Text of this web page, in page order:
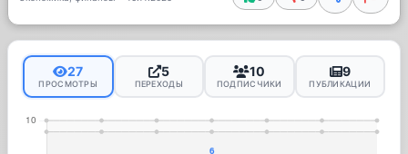
27
ПРОСМОТРЫ
5
ПЕРЕХОДЫ
10
ПОДПИСЧИКИ
9
ПУБЛИКАЦИИ